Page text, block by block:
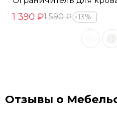
1 390 ₽1 590 ₽ 13%
Отзывы о